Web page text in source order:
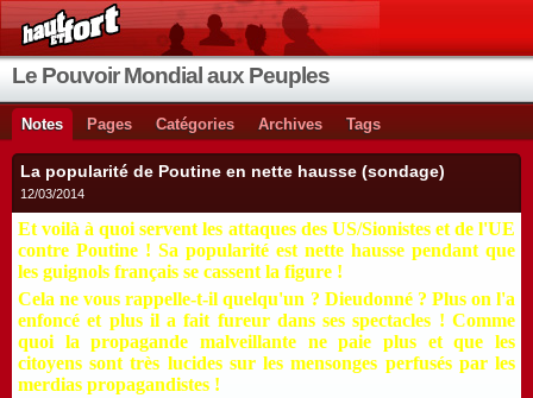
Le Pouvoir Mondial aux Peuples
Notes Pages Catégories Archives Tags
La popularité de Poutine en nette hausse (sondage)
12/03/2014
Et voilà à quoi servent les attaques des US/Sionistes et de l'UE
contre Poutine ! Sa popularité est nette hausse pendant que
les guignols français se cassent la figure !
Cela ne vous rappelle-t-il quelqu'un ? Dieudonné ? Plus on l'a
enfoncé et plus il a fait fureur dans ses spectacles ! Comme
quoi la propagande malveillante ne paie plus et que les
citoyens sont très lucides sur les mensonges perfusés par les
merdias propagandistes !